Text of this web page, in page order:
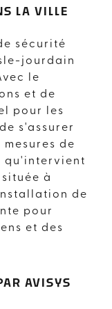
LA VILLE
sécurité
jourdain
le
et de
pour les
s'assurer
de
qu'intervient
à
de
pour
et des
AVISYS